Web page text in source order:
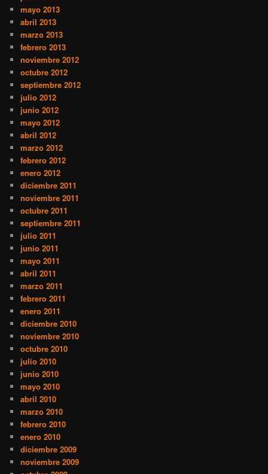
mayo 2013
abril 2013
marzo 2013
febrero 2013
noviembre 2012
octubre 2012
septiembre 2012
julio 2012
junio 2012
mayo 2012
abril 2012
marzo 2012
febrero 2012
enero 2012
diciembre 2011
noviembre 2011
octubre 2011
septiembre 2011
julio 2011
junio 2011
mayo 2011
abril 2011
marzo 2011
febrero 2011
enero 2011
diciembre 2010
noviembre 2010
octubre 2010
julio 2010
junio 2010
mayo 2010
abril 2010
marzo 2010
febrero 2010
enero 2010
diciembre 2009
noviembre 2009